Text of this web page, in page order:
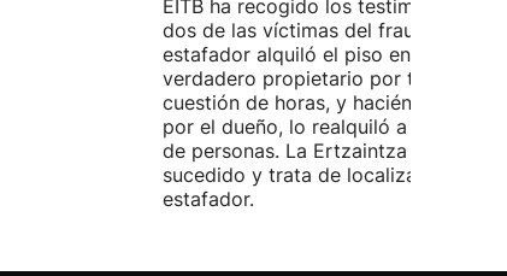
EITB ha recogido los testimonios de
dos de las víctimas del fraude. El
estafador alquiló el piso en Airbnb a
verdadero propietario por tres días.
cuestión de horas, y haciéndose
por el dueño, lo realquiló a una
de personas. La Ertzaintza investiga
sucedido y trata de localizar al
estafador.